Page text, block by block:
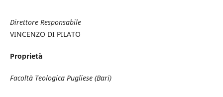
Direttore Responsabile
VINCENZO DI PILATO
Proprietà
Facoltà Teologica Pugliese (Bari)